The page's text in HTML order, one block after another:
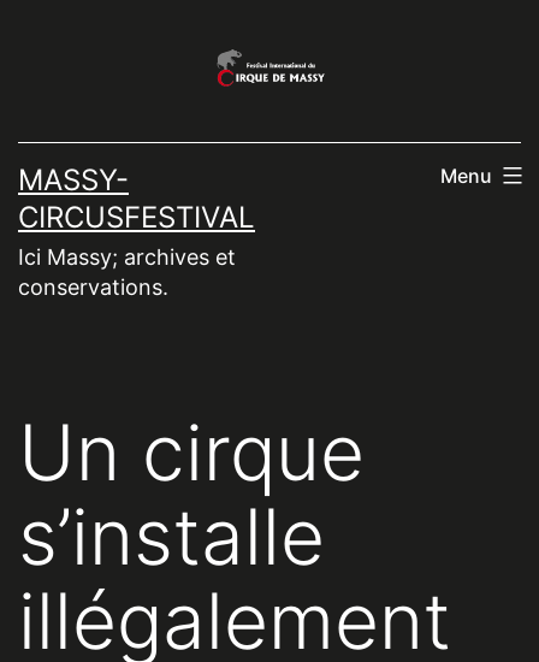
MASSY-
CIRCUSFESTIVAL
Ici Massy; archives et
conservations.
Menu
Un cirque
s’installe
illégalement